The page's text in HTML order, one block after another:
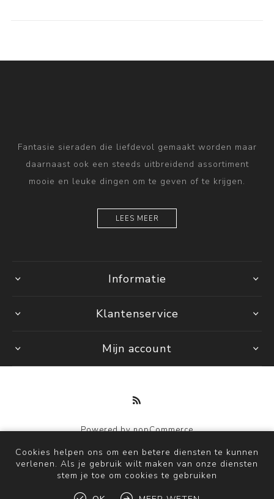
Fantasie sieraden die liefdevol gemaakt worden maar
daarnaast ook een steeds uitbreidend assortiment
mooie en leuke dingen om te geven of te krijgen.
LEES MEER
Informatie
Klantenservice
Mijn account
Powered bynopCommerce
Cookies helpen ons om een betere diensten te kunnen
verlenen. Als je gebruik wilt maken van onze diensten
stem je toe om cookies te gebruiken